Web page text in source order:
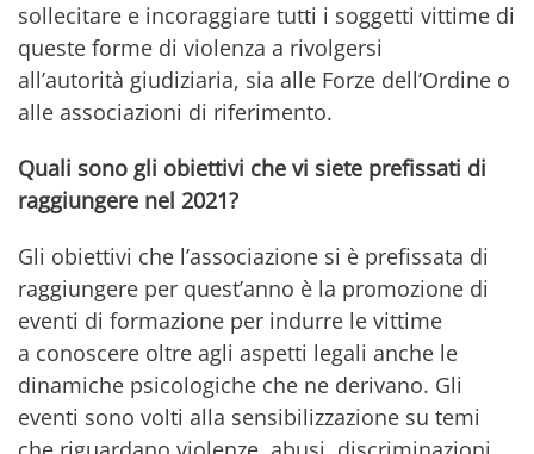
sollecitare e incoraggiare tutti i soggetti vittime di
queste forme di violenza a rivolgersi
all’autorità giudiziaria, sia alle Forze dell’Ordine o
alle associazioni di riferimento.
Quali sono gli obiettivi che vi siete prefissati di
raggiungere nel 2021?
Gli obiettivi che l’associazione si è prefissata di
raggiungere per quest’anno è la promozione di
eventi di formazione per indurre le vittime
a conoscere oltre agli aspetti legali anche le
dinamiche psicologiche che ne derivano. Gli
eventi sono volti alla sensibilizzazione su temi